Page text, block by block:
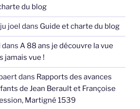
du blog
joel dans Guide et charte du blog
dans A 88 ans je découvre la vue
jamais vue !
dans Rapports des avances
de Jean Berault et Françoise
Martigné 1539